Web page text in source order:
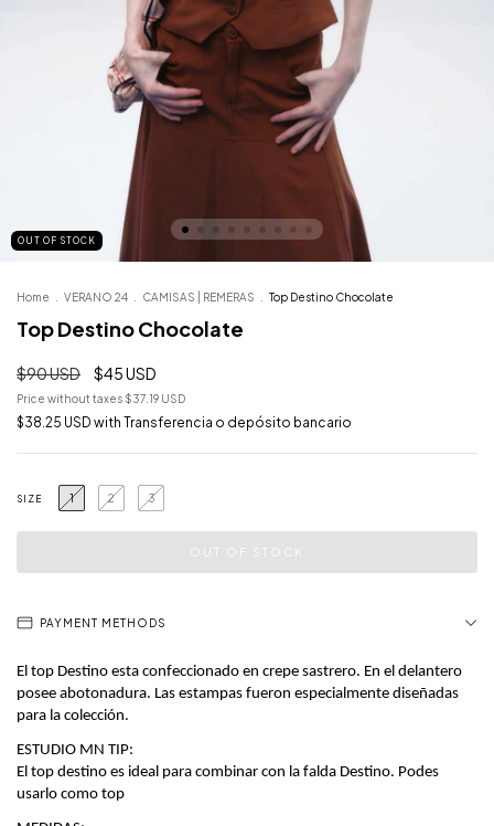
OUT OF STOCK
Home VERANO 24 CAMISAS | REMERAS Top Destino Chocolate
Top Destino Chocolate
$90 USD $45 USD
Price without taxes $37.19 USD
$38.25 USD with Transferencia o depósito bancario
SIZE 1 2 3
PAYMENT METHODS
El top Destino esta confeccionado en crepe sastrero. En el delantero
posee abotonadura. Las estampas fueron especialmente diseñadas
para la colección.
ESTUDIO MN TIP:
El top destino es ideal para combinar con la falda Destino. Podes
usarlo como top